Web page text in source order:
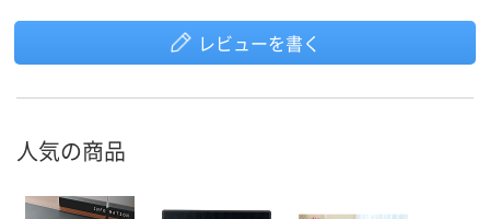
レビューを書く
人気の商品